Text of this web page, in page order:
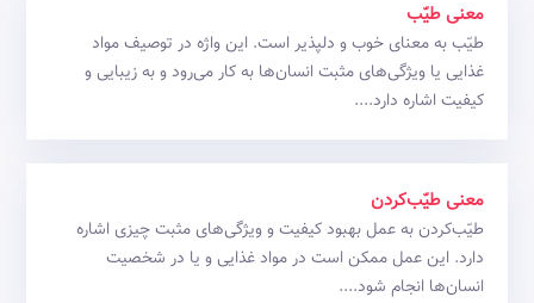
معنی طیّب
طیّب به معنای خوب و دلپذیر است. این واژه در توصیف مواد
غذایی یا ویژگی‌های مثبت انسان‌ها به کار می‌رود و به زیبایی و
کیفیت اشاره دارد....
معنی طیّب‌کردن
طیّب‌کردن به عمل بهبود کیفیت و ویژگی‌های مثبت چیزی اشاره
دارد. این عمل ممکن است در مواد غذایی و یا در شخصیت
انسان‌ها انجام شود....